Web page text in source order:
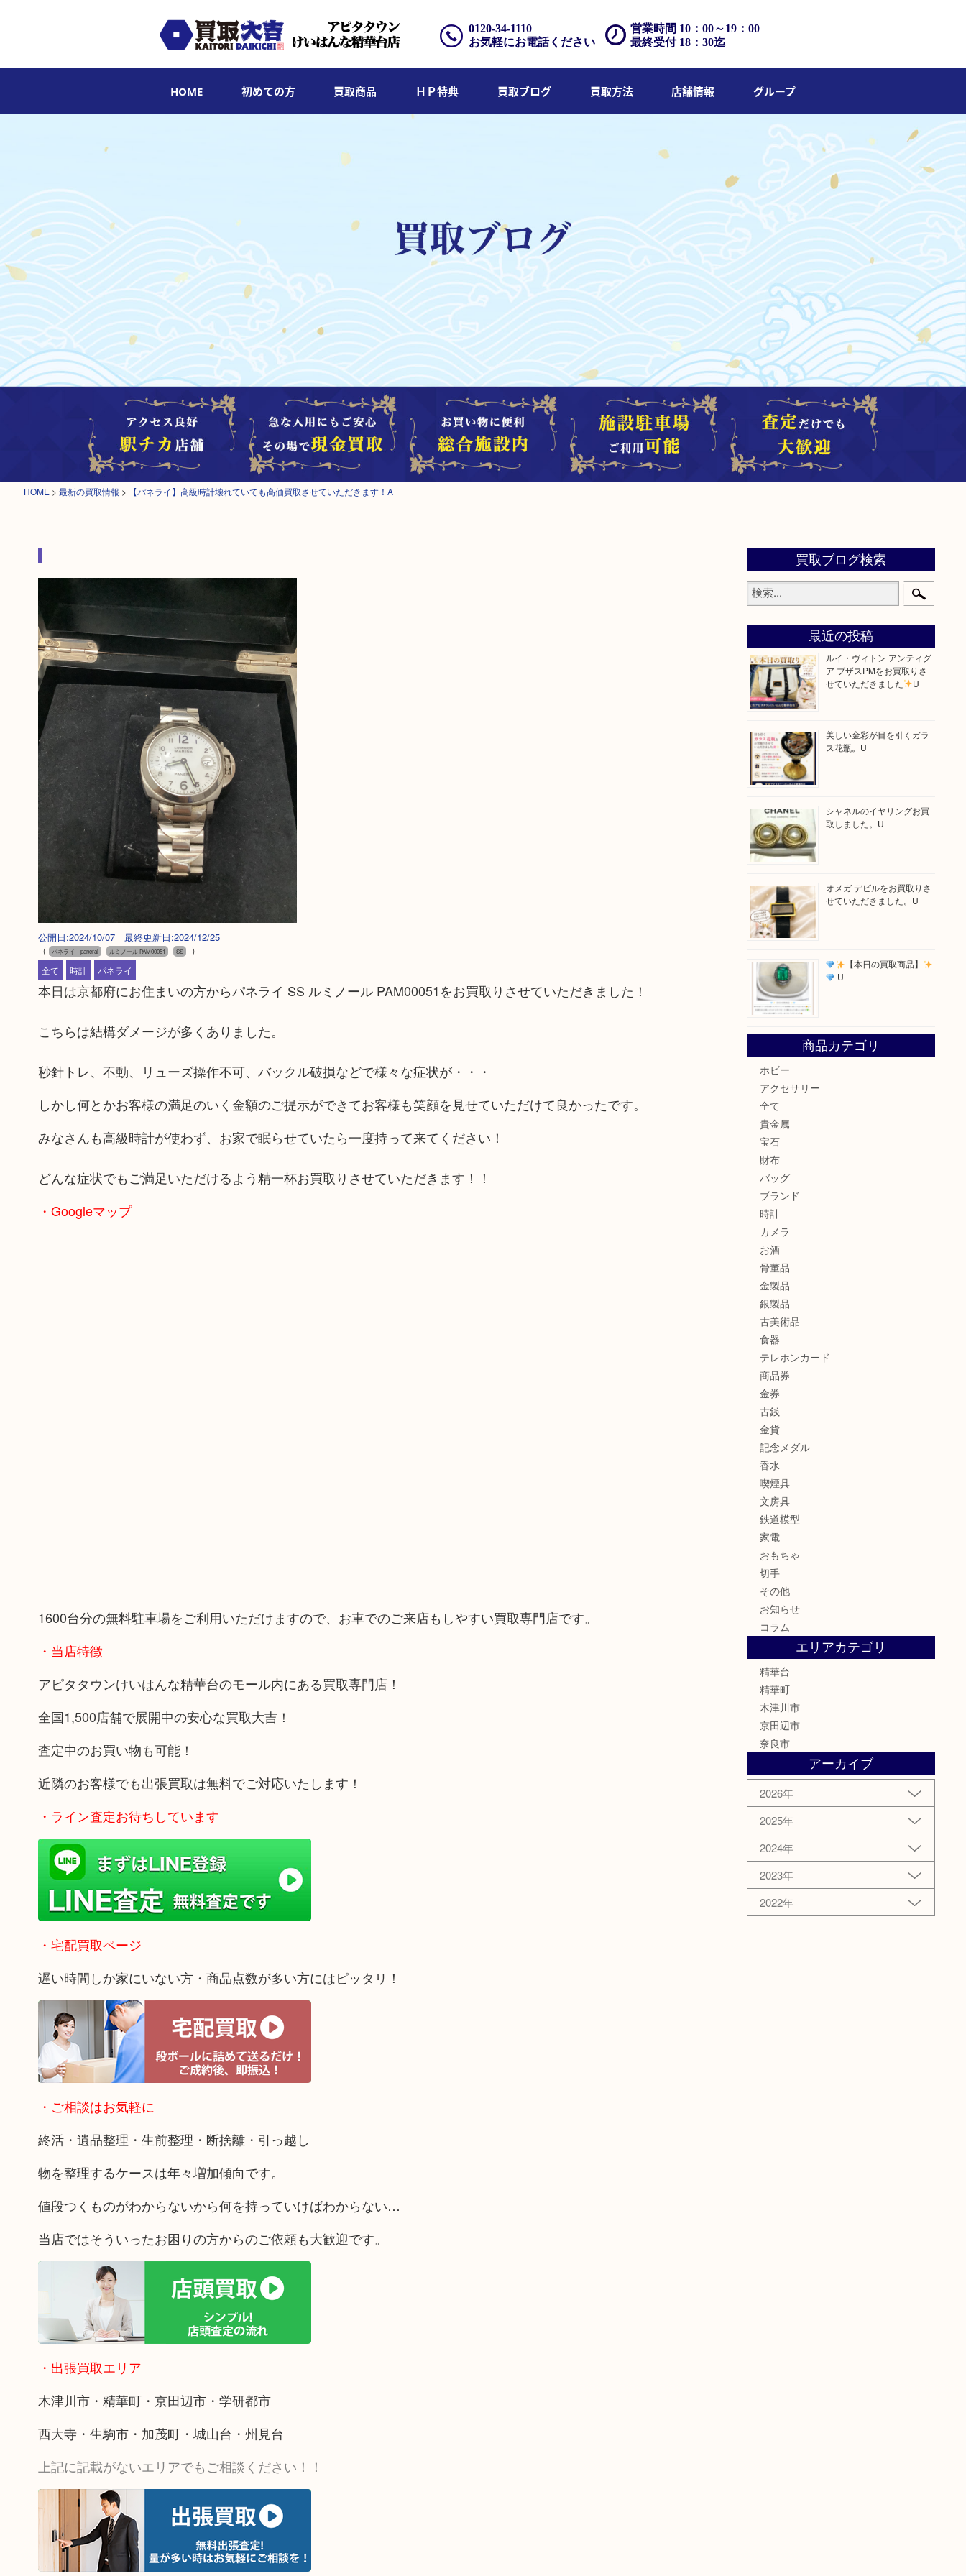
営業時間 10：00～19：00
最終受付 18：30迄
0120-34-1110
お気軽にお電話ください
HOME 初めての方 買取商品 ＨＰ特典 買取ブログ 買取方法 店舗情報 グループ
HOME > 最新の買取情報 > 【パネライ】高級時計壊れていても高価買取させていただきます！A
公開日:2024/10/07 最終更新日:2024/12/25
（ パネライ panerai ルミノール PAM00051 SS
）
全て
時計 パネライ
本日は京都府にお住まいの方からパネライ SS ルミノール PAM00051をお買取りさせていただきました！
こちらは結構ダメージが多くありました。
秒針トレ、不動、リューズ操作不可、バックル破損などで様々な症状が・・・
しかし何とかお客様の満足のいく金額のご提示ができてお客様も笑顔を見せていただけて良かったです。
みなさんも高級時計が使わず、お家で眠らせていたら一度持って来てください！
どんな症状でもご満足いただけるよう精一杯お買取りさせていただきます！！
・Googleマップ
1600台分の無料駐車場をご利用いただけますので、お車でのご来店もしやすい買取専門店です。
・当店特徴
アピタタウンけいはんな精華台のモール内にある買取専門店！
全国1,500店舗で展開中の安心な買取大吉！
査定中のお買い物も可能！
近隣のお客様でも出張買取は無料でご対応いたします！
・ライン査定お待ちしています
・宅配買取ページ
遅い時間しか家にいない方・商品点数が多い方にはピッタリ！
・ご相談はお気軽に
終活・遺品整理・生前整理・断捨離・引っ越し
物を整理するケースは年々増加傾向です。
値段つくものがわからないから何を持っていけばわからない…
当店ではそういったお困りの方からのご依頼も大歓迎です。
・出張買取エリア
木津川市・精華町・京田辺市・学研都市
西大寺・生駒市・加茂町・城山台・州見台
上記に記載がないエリアでもご相談ください！！
買取ブログ検索
最近の投稿
ルイ・ヴィトン アンティグ
ア ブザスPMをお買取りさ
せていただきました
U
美しい金彩が目を引くガラ
ス花瓶。U
シャネルのイヤリングお買
取しました。U
オメガ デビルをお買取りさ
せていただきました。U
【本日の買取商品】
U
商品カテゴリ
ホビー
アクセサリー
全て
貴金属
宝石
財布
バッグ
ブランド
時計
カメラ
お酒
骨董品
金製品
銀製品
古美術品
食器
テレホンカード
商品券
金券
古銭
金貨
記念メダル
香水
喫煙具
文房具
鉄道模型
家電
おもちゃ
切手
その他
お知らせ
コラム
エリアカテゴリ
精華台
精華町
木津川市
京田辺市
奈良市
アーカイブ
2026年
2025年
2024年
2023年
2022年